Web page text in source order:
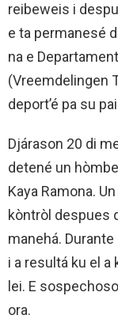
reibeweis i
e ta permanesé
na e
(Vreemdelingen
deport’é pa su
Djárason 20 di
detené un
Kaya Ramona.
kòntròl despues
manehá.
i a resultá ku el
lei. E
ora.